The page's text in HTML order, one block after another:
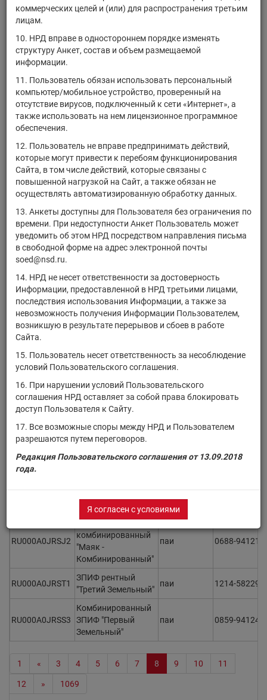
коммерческих целей и (или) для распространения третьим
лицам.
10. НРД вправе в одностороннем порядке изменять
структуру Анкет, состав и объем размещаемой
информации.
11. Пользователь обязан использовать персональный
компьютер/мобильное устройство, проверенный на
отсутствие вирусов, подключенный к сети «Интернет», а
также использовать на нем лицензионное программное
обеспечения.
12. Пользователь не вправе предпринимать действий,
которые могут привести к перебоям функционирования
Сайта, в том числе действий, которые связаны с
повышенной нагрузкой на Сайт, а также обязан не
осуществлять автоматизированную обработку данных.
13. Анкеты доступны для Пользователя без ограничения по
времени. При недоступности Анкет Пользователь может
уведомить об этом НРД посредством направления письма
в свободной форме на адрес электронной почты
soed@nsd.ru.
14. НРД не несет ответственности за достоверность
Информации, предоставленной в НРД третьими лицами,
последствия использования Информации, а также за
невозможность получения Информации Пользователем,
возникшую в результате перерывов и сбоев в работе
Сайта.
15. Пользователь несет ответственность за несоблюдение
условий Пользовательского соглашения.
16. При нарушении условий Пользовательского
соглашения НРД оставляет за собой права блокировать
доступ Пользователя к Сайту.
17. Все возможные споры между НРД и Пользователем
разрешаются путем переговоров.
Редакция Пользовательского соглашения от 13.09.2018
года.
Я согласен с условиями
RU000A0JR6C2
недвижимости
паи 1909-
ОПИФ рыночных
финансовых
Инвестмент
Партнерс - Фонд
валютных
облигаций"
0991-
RU000A0JR7Y4
"Ивановский
промышленный"
паи 1889-
RU000A0JR7Z1
ЗПИФ
комбинированный
"Домодедовский
промышленный"
паи
RU000A0JR7W8
ЗПИФ
комбинированный
паи
RU000A0JR7V0
ЗПИФ
комбинированный
"Апрелевка"
паи 1930-
RU000A0JRE38
ЗПИФ рентный
паи 1702-
RU000A0JRHC0
ЗПИФ
Недвижимости
паи
RU000A0JRK71
ЗПИФ
комбинированный
ЗПИФ
"Пифов"
RU000A0JRNZ9 "Системные
инвестиции"
паи 2154-
RU000A0JRSJ2
комбинированный
"Маяк -
Комбинированный"
паи 0688-
RU000A0JRST1
ЗПИФ рентный
"Третий Земельный"
паи 1214-
RU000A0JRSS3
Комбинированный
ЗПИФ "Первый
Земельный"
паи 0859-
1 « 3 4 5 6 7 8 9 10 11
12 » 1069